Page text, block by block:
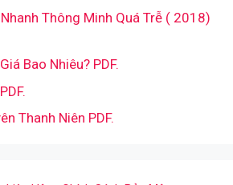
Thông Minh Quá Trễ ( 2018)
Bao Nhiêu? PDF.
Thanh Niên PDF.